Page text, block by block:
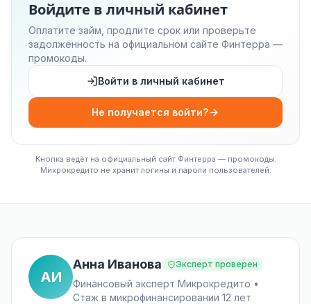
Войдите в личный кабинет
Оплатите займ, продлите срок или проверьте
задолженность на официальном сайте Финтерра —
промокоды.
Войти в личный кабинет
Не получается войти?
Кнопка ведёт на официальный сайт Финтерра — промокоды.
Микрокредито не хранит логины и пароли пользователей.
АИ
Анна Иванова Эксперт проверен
Финансовый эксперт Микрокредито •
Стаж в микрофинансировании 12 лет